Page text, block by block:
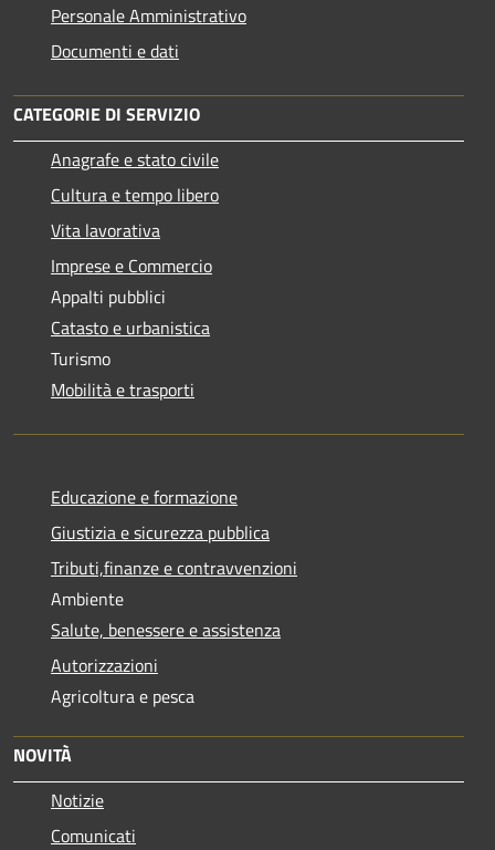
Personale Amministrativo
Documenti e dati
CATEGORIE DI SERVIZIO
Anagrafe e stato civile
Cultura e tempo libero
Vita lavorativa
Imprese e Commercio
Appalti pubblici
Catasto e urbanistica
Turismo
Mobilità e trasporti
Educazione e formazione
Giustizia e sicurezza pubblica
Tributi,finanze e contravvenzioni
Ambiente
Salute, benessere e assistenza
Autorizzazioni
Agricoltura e pesca
NOVITÀ
Notizie
Comunicati